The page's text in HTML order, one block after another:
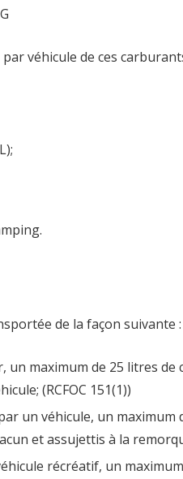
véhicule de ces
de la façon suivante :
un maximum de 25 litres
(RCFOC 151(1))
un véhicule, un maximum
et assujettis à la
récréatif, un